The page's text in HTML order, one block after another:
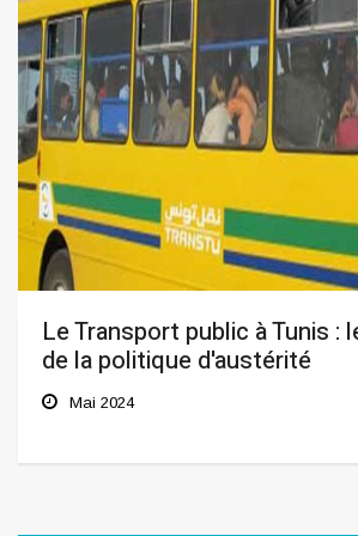
Le Transport public à Tunis :
de la politique d'austérité
Mai 2024